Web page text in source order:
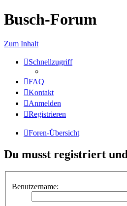
Busch-Forum
Zum Inhalt
Schnellzugriff
FAQ
Kontakt
Anmelden
Registrieren
Foren-Übersicht
Du musst registriert
Benutzername: